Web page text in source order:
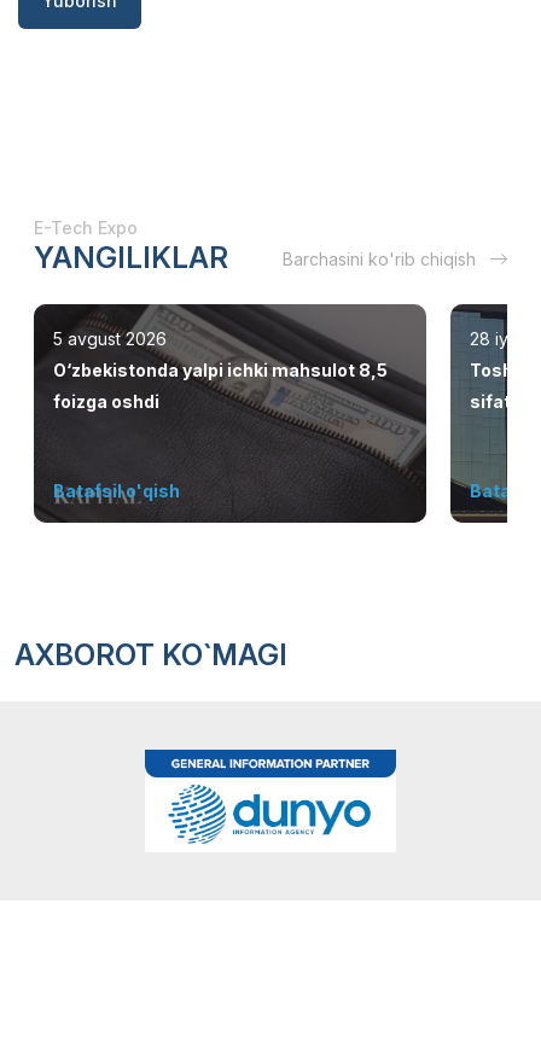
E-Tech Expo
YANGILIKLAR Barchasini ko'rib chiqish
5 avgust 2026
O‘zbekistonda yalpi ichki mahsulot 8,5
foizga oshdi
Batafsil o'qish
28 iyul
AXBOROT KO`MAGI